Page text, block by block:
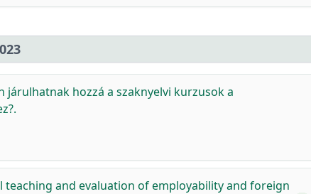
járulhatnak hozzá a szaknyelvi kurzusok a
teaching and evaluation of employability and foreign